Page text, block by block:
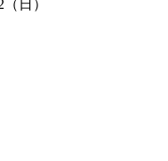
日）